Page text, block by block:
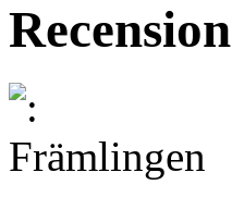
Recension